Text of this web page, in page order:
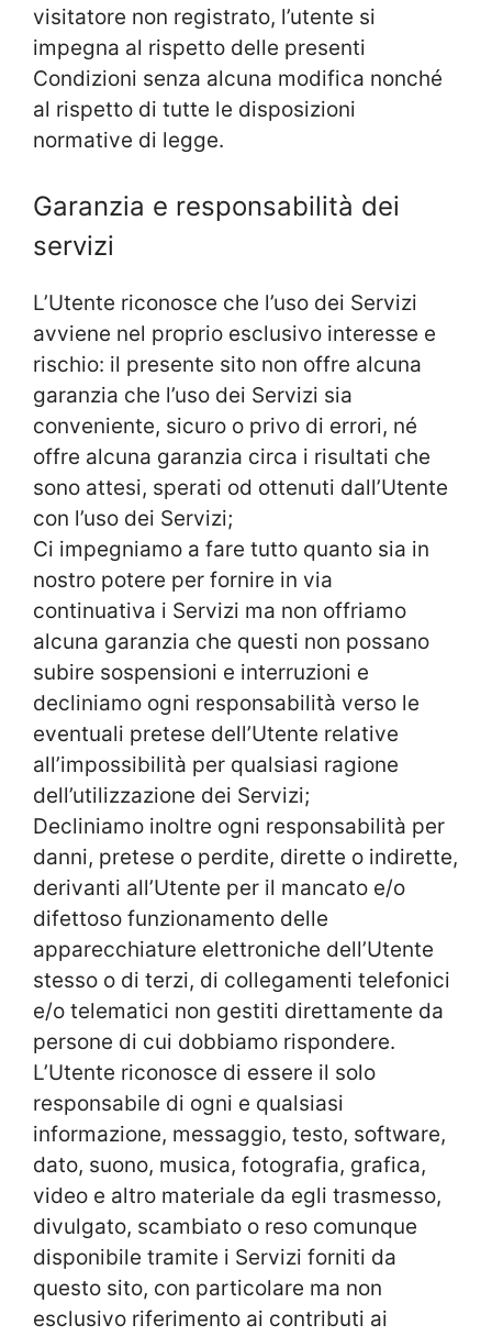
visitatore non registrato, l’utente si
impegna al rispetto delle presenti
Condizioni senza alcuna modifica nonché
al rispetto di tutte le disposizioni
normative di legge.
Garanzia e responsabilità dei
servizi
L’Utente riconosce che l’uso dei Servizi
avviene nel proprio esclusivo interesse e
rischio: il presente sito non offre alcuna
garanzia che l’uso dei Servizi sia
conveniente, sicuro o privo di errori, né
offre alcuna garanzia circa i risultati che
sono attesi, sperati od ottenuti dall’Utente
con l’uso dei Servizi;
Ci impegniamo a fare tutto quanto sia in
nostro potere per fornire in via
continuativa i Servizi ma non offriamo
alcuna garanzia che questi non possano
subire sospensioni e interruzioni e
decliniamo ogni responsabilità verso le
eventuali pretese dell’Utente relative
all’impossibilità per qualsiasi ragione
dell’utilizzazione dei Servizi;
Decliniamo inoltre ogni responsabilità per
danni, pretese o perdite, dirette o indirette,
derivanti all’Utente per il mancato e/o
difettoso funzionamento delle
apparecchiature elettroniche dell’Utente
stesso o di terzi, di collegamenti telefonici
e/o telematici non gestiti direttamente da
persone di cui dobbiamo rispondere.
L’Utente riconosce di essere il solo
responsabile di ogni e qualsiasi
informazione, messaggio, testo, software,
dato, suono, musica, fotografia, grafica,
video e altro materiale da egli trasmesso,
divulgato, scambiato o reso comunque
disponibile tramite i Servizi forniti da
questo sito, con particolare ma non
esclusivo riferimento ai contributi ai